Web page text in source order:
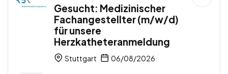
Gesucht: Medizinischer
Fachangestellter (m/w/d)
für unsere
Herzkatheteranmeldung
Stuttgart 06/08/2026